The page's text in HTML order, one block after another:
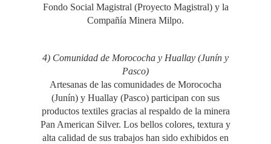
Fondo Social Magistral (Proyecto Magistral) y la
Compañía Minera Milpo.
4) Comunidad de Morococha y Huallay (Junín y
Pasco)
Artesanas de las comunidades de Morococha
(Junín) y Huallay (Pasco) participan con sus
productos textiles gracias al respaldo de la minera
Pan American Silver. Los bellos colores, textura y
alta calidad de sus trabajos han sido exhibidos en